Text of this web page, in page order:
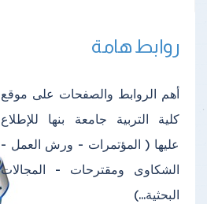
روابط هامة
أهم الروابط والصفحات على موقع
كلية التربية جامعة بنها للإطلاع
عليها ( المؤتمرات - ورش العمل -
الشكاوى ومقترحات - المجالات
البحثية...)